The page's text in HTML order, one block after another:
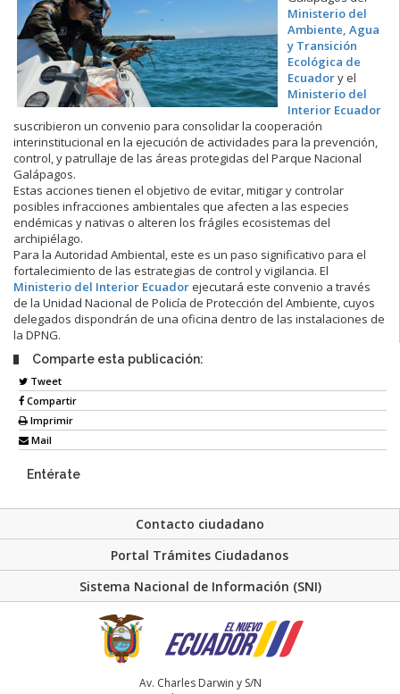
Ministerio del
Ambiente, Agua
y Transición
Ecológica de
Ecuadory el
Ministerio del
Interior Ecuador
suscribieron un convenio para consolidar la cooperación
interinstitucional en la ejecución de actividades para la prevención,
control, y patrullaje de las áreas protegidas del Parque Nacional
Galápagos.
Estas acciones tienen el objetivo de evitar, mitigar y controlar
posibles infracciones ambientales que afecten a las especies
endémicas y nativas o alteren los frágiles ecosistemas del
archipiélago.
Para la Autoridad Ambiental, este es un paso significativo para el
fortalecimiento de las estrategias de control y vigilancia. El
Ministerio del Interior Ecuadorejecutará este convenio a través
de la Unidad Nacional de Policía de Protección del Ambiente, cuyos
delegados dispondrán de una oficina dentro de las instalaciones de
la DPNG.
Comparte esta publicación:
Tweet
Compartir
Imprimir
Mail
Entérate
Contacto ciudadano
Portal Trámites Ciudadanos
Sistema Nacional de Información (SNI)
Av. Charles Darwin y S/N